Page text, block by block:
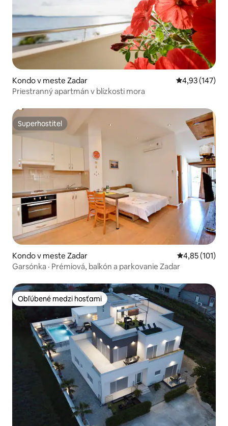
Kondo v meste Zadar Priemerné
4,93 (147)
Priestranný apartmán v blízkosti mora
Superhostiteľ
Superhostiteľ
Kondo v meste Zadar Priemerné
4,85 (101)
Garsónka · Prémiová, balkón a parkovanie Zadar
Obľúbené medzi hosťami
Obľúbené medzi hosťami